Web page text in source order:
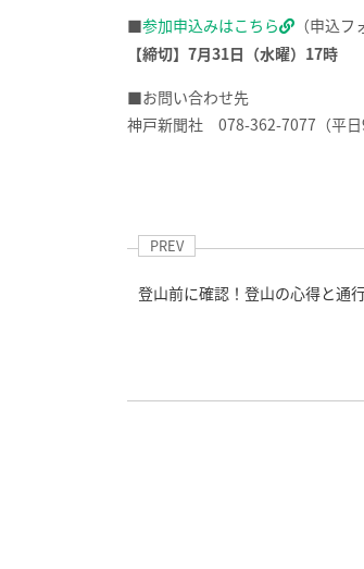
■参加申込みはこちら
（申込フ
【締切】7月31日（水曜）17時
■お問い合わせ先
神戸新聞社 078-362-7077（平日
PREV
登山前に確認！登山の心得と通